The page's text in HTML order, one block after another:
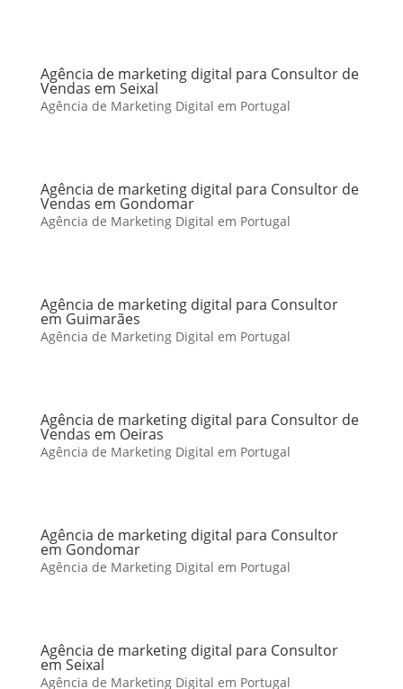
Agência de marketing digital para Consultor de
Vendas em Seixal
Agência de Marketing Digital em Portugal
Agência de marketing digital para Consultor de
Vendas em Gondomar
Agência de Marketing Digital em Portugal
Agência de marketing digital para Consultor
em Guimarães
Agência de Marketing Digital em Portugal
Agência de marketing digital para Consultor de
Vendas em Oeiras
Agência de Marketing Digital em Portugal
Agência de marketing digital para Consultor
em Gondomar
Agência de Marketing Digital em Portugal
Agência de marketing digital para Consultor
em Seixal
Agência de Marketing Digital em Portugal